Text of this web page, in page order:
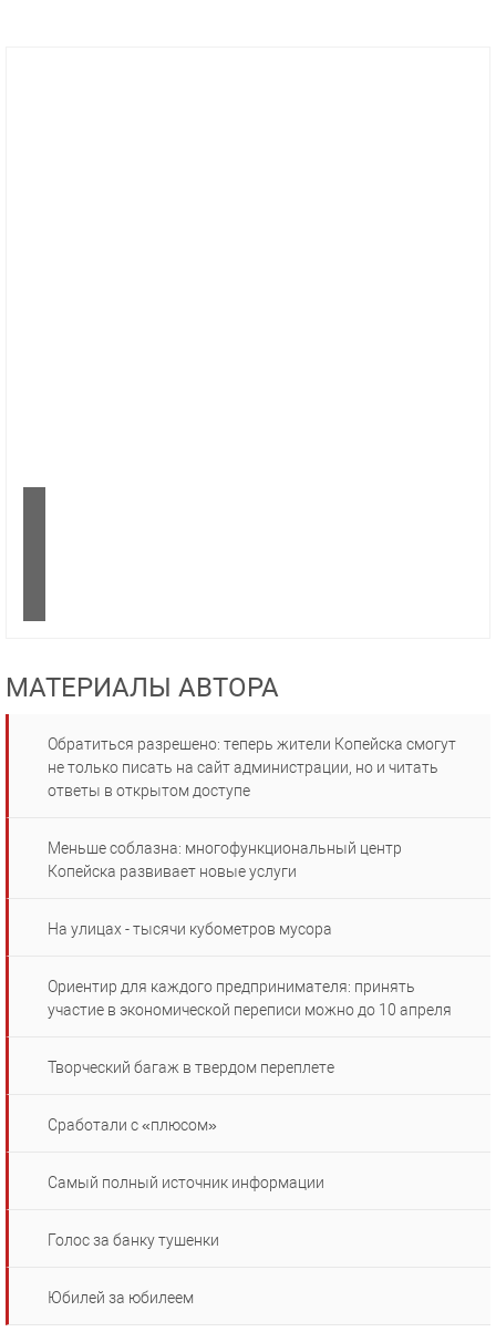
МАТЕРИАЛЫ АВТОРА
Обратиться разрешено: теперь жители Копейска смогут
не только писать на сайт администрации, но и читать
ответы в открытом доступе
Меньше соблазна: многофункциональный центр
Копейска развивает новые услуги
На улицах - тысячи кубометров мусора
Ориентир для каждого предпринимателя: принять
участие в экономической переписи можно до 10 апреля
Творческий багаж в твердом переплете
Сработали с «плюсом»
Самый полный источник информации
Голос за банку тушенки
Юбилей за юбилеем